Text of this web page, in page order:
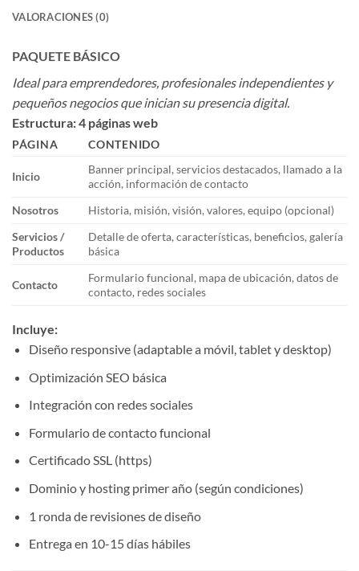
VALORACIONES (0)
PAQUETE BÁSICO
Ideal para emprendedores, profesionales independientes y
pequeños negocios que inician su presencia digital.
Estructura: 4 páginas web
PÁGINA CONTENIDO
Inicio
Banner principal, servicios destacados, llamado a la
acción, información de contacto
Nosotros
Historia, misión, visión, valores, equipo (opcional)
Servicios /
Productos
Detalle de oferta, características, beneficios, galería
básica
Contacto
Formulario funcional, mapa de ubicación, datos de
contacto, redes sociales
Incluye:
Diseño responsive (adaptable a móvil, tablet y desktop)
Optimización SEO básica
Integración con redes sociales
Formulario de contacto funcional
Certificado SSL (https)
Dominio y hosting primer año (según condiciones)
1 ronda de revisiones de diseño
Entrega en 10-15 días hábiles